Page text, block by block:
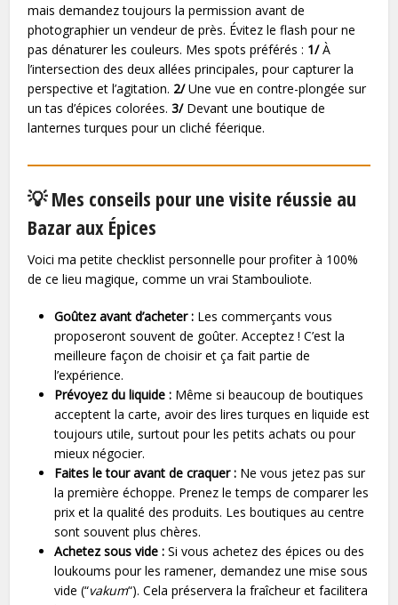
mais demandez toujours la permission avant de
photographier un vendeur de près. Évitez le flash pour ne
pas dénaturer les couleurs. Mes spots préférés : 1/À
l’intersection des deux allées principales, pour capturer la
perspective et l’agitation. 2/Une vue en contre-plongée sur
un tas d’épices colorées.3/Devant une boutique de
lanternes turques pour un cliché féerique.
💡 Mes conseils pour une visite réussie au
Bazar aux Épices
Voici ma petite checklist personnelle pour profiter à 100%
de ce lieu magique, comme un vrai Stambouliote.
Goûtez avant d’acheter : Les commerçants vous
proposeront souvent de goûter. Acceptez ! C’est la
meilleure façon de choisir et ça fait partie de
l’expérience.
Prévoyez du liquide : Même si beaucoup de boutiques
acceptent la carte, avoir des lires turques en liquide est
toujours utile, surtout pour les petits achats ou pour
mieux négocier.
Faites le tour avant de craquer : Ne vous jetez pas sur
la première échoppe. Prenez le temps de comparer les
prix et la qualité des produits. Les boutiques au centre
sont souvent plus chères.
Achetez sous vide : Si vous achetez des épices ou des
loukoums pour les ramener, demandez une mise sous
vide (“vakum“). Cela préservera la fraîcheur et facilitera